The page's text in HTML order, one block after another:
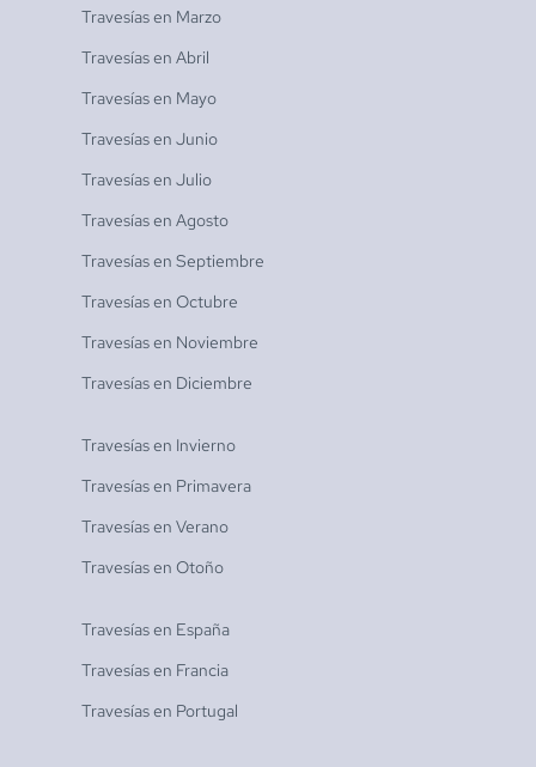
Travesías en Marzo
Travesías en Abril
Travesías en Mayo
Travesías en Junio
Travesías en Julio
Travesías en Agosto
Travesías en Septiembre
Travesías en Octubre
Travesías en Noviembre
Travesías en Diciembre
Travesías en Invierno
Travesías en Primavera
Travesías en Verano
Travesías en Otoño
Travesías en España
Travesías en Francia
Travesías en Portugal